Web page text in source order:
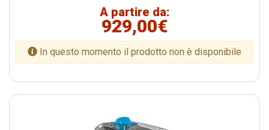
A partire da:
929,00€
In questo momento il prodotto non è disponibile